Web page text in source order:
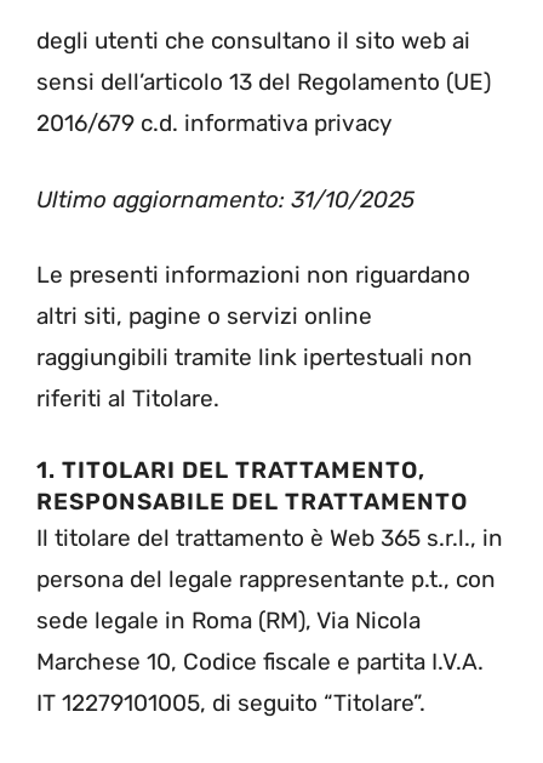
degli utenti che consultano il sito web ai
sensi dell’articolo 13 del Regolamento (UE)
2016/679 c.d. informativa privacy
Ultimo aggiornamento: 31/10/2025
Le presenti informazioni non riguardano
altri siti, pagine o servizi online
raggiungibili tramite link ipertestuali non
riferiti al Titolare.
1. TITOLARI DEL TRATTAMENTO,
RESPONSABILE DEL TRATTAMENTO
Il titolare del trattamento è Web 365 s.r.l., in
persona del legale rappresentante p.t., con
sede legale in Roma (RM), Via Nicola
Marchese 10, Codice fiscale e partita I.V.A.
IT 12279101005, di seguito “Titolare”.